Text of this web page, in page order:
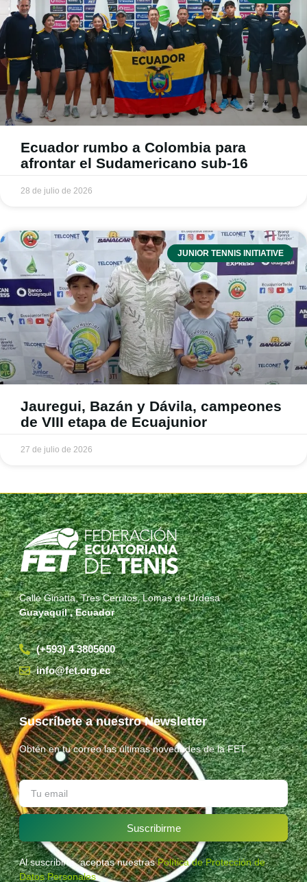
Ecuador rumbo a Colombia para
afrontar el Sudamericano sub-16
28 de julio de 2026
JUNIOR TENNIS INITIATIVE
Jauregui, Bazán y Dávila, campeones
de VIII etapa de Ecuajunior
27 de julio de 2026
Calle Ginatta, Tres Cerritos, Lomas de Urdesa
Guayaquil , Ecuador
(+593) 4 3805600
info@fet.org.ec
Suscríbete a nuestro Newsletter
Obtén en tu correo las últimas novedades de la FET.
Suscribirme
Al suscribirte, aceptas nuestrasPolítica de Protección de
Datos Personales.